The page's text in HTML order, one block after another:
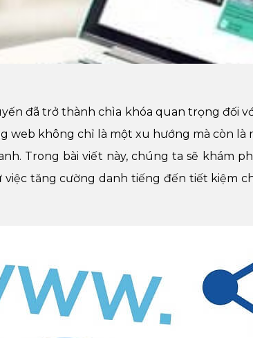
đã trở thành chìa khóa quan trọng đối
web không chỉ là một xu hướng mà còn
Trong bài viết này, chúng ta sẽ khám
tăng cường danh tiếng đến tiết kiệm